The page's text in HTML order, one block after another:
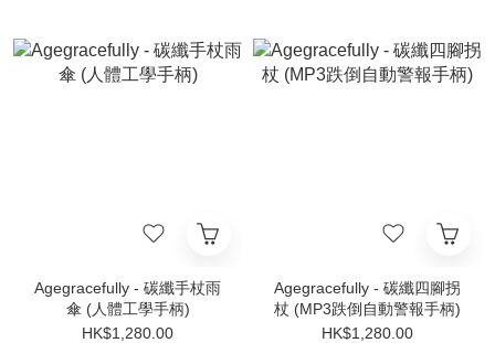
Agegracefully - 碳纖手杖雨
傘 (人體工學手柄)
HK$1,280.00
Agegracefully - 碳纖四腳拐
杖 (MP3跌倒自動警報手柄)
HK$1,280.00